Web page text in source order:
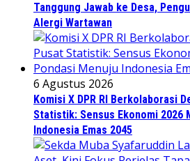
Tanggung Jawab ke Desa,
Alergi Wartawan
6 Agustus 2026
Komisi X DPR RI Berkolaborasi
Statistik: Sensus Ekonomi 2026
Indonesia Emas 2045